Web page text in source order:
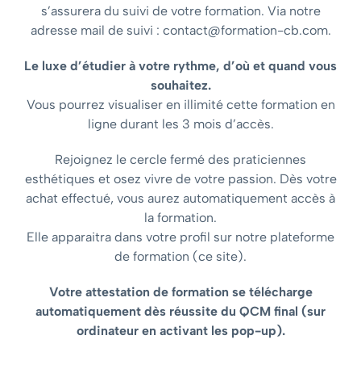
s’assurera du suivi de votre formation. Via notre
adresse mail de suivi : contact@formation-cb.com.
Le luxe d’étudier à votre rythme, d’où et quand vous
souhaitez.
Vous pourrez visualiser en illimité cette formation en
ligne durant les 3 mois d’accès.
Rejoignez le cercle fermé des praticiennes
esthétiques et osez vivre de votre passion. Dès votre
achat effectué, vous aurez automatiquement accès à
la formation.
Elle apparaitra dans votre profil sur notre plateforme
de formation (ce site).
Votre attestation de formation se télécharge
automatiquement dès réussite du QCM final (sur
ordinateur en activant les pop-up).